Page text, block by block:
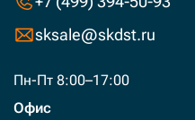
sksale@skdst.ru
Пн-Пт 8:00–17:00
Офис